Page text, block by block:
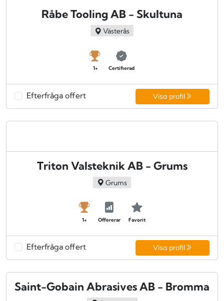
Råbe Tooling AB - Skultuna
Västerås
1+ Certifierad
Efterfråga offert Visa profil
Triton Valsteknik AB - Grums
Grums
1+ Offererar Favorit
Efterfråga offert Visa profil
Saint-Gobain Abrasives AB - Bromma